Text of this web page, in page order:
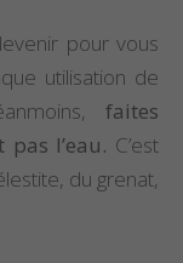
pour vous
utilisation de
faites
l’eau. C’est
du grenat,